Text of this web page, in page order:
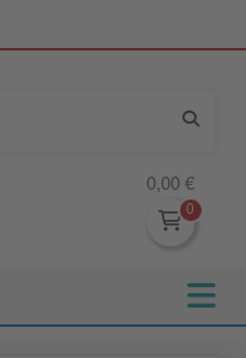
0,00 €